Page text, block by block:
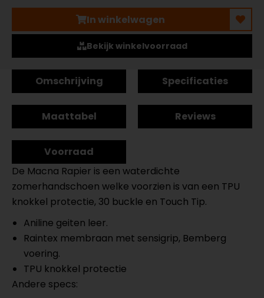
In winkelwagen
Bekijk winkelvoorraad
Omschrijving Specificaties
Maattabel Reviews
Voorraad
De Macna Rapier is een waterdichte
zomerhandschoen welke voorzien is van een TPU
knokkel protectie, 30 buckle en Touch Tip.
Aniline geiten leer.
Raintex membraan met sensigrip, Bemberg
voering.
TPU knokkel protectie
Andere specs: